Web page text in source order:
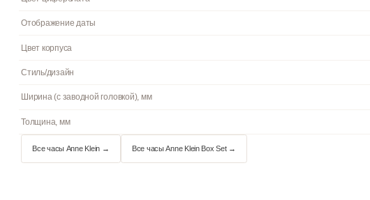
Браслет/ремешок
Стекло
Водостойкость
Цвет циферблата
Отображение даты